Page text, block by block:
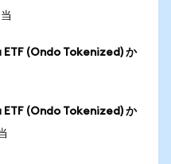
(Ondo Tokenized) か
(Ondo Tokenized) か